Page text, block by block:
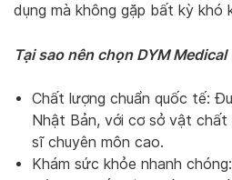
dụng mà không gặp bất kỳ khó
Tại sao nên chọn DYM Medical
Chất lượng chuẩn quốc tế:
Nhật Bản, với cơ sở vật chất
sĩ chuyên môn cao.
Khám sức khỏe nhanh